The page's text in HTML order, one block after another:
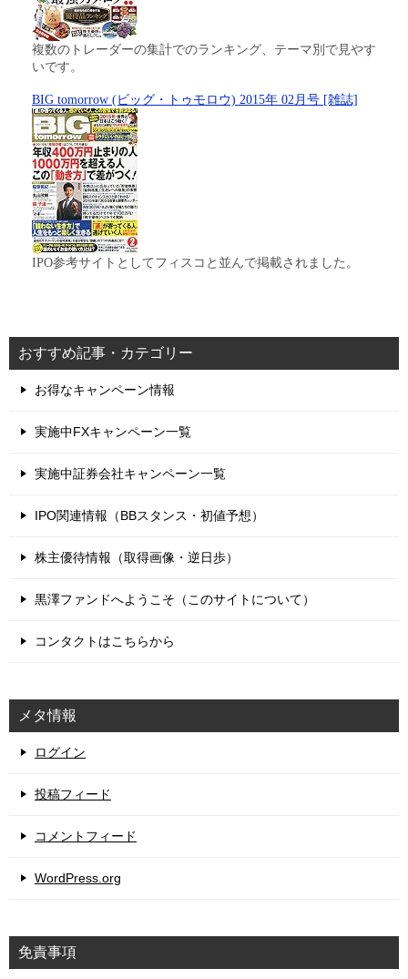
複数のトレーダーの集計でのランキング、テーマ別で見やす
いです。
BIG tomorrow (ビッグ・トゥモロウ) 2015年 02月号 [雑誌]
IPO参考サイトとしてフィスコと並んで掲載されました。
おすすめ記事・カテゴリー
お得なキャンペーン情報
実施中FXキャンペーン一覧
実施中証券会社キャンペーン一覧
IPO関連情報（BBスタンス・初値予想）
株主優待情報（取得画像・逆日歩）
黒澤ファンドへようこそ（このサイトについて）
コンタクトはこちらから
メタ情報
ログイン
投稿フィード
コメントフィード
WordPress.org
免責事項